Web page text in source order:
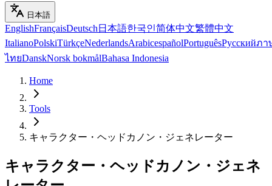
日本語
EnglishFrançaisDeutsch 日本語한국인简体中文繁體中文
ItalianoPolskiTürkçeNederlandsArabicespañolPortuguêsРусскийภา
ไทยDanskNorsk bokmålBahasa Indonesia
Home
Tools
キャラクター・ヘッドカノン・ジェネレーター
キャラクター・ヘッドカノン・ジェネ